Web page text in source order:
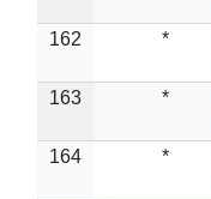
162 *
163 *
164 *